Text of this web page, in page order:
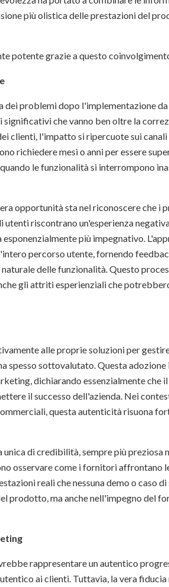
più olistica delle prestazioni del
potente grazie a questo
problemi dopo l'implementazione da
che vanno ben oltre la
clienti, l'impatto si ripercuote sui
richiedere mesi o anni per essere
le funzionalità si interrompono
opportunità sta nel riconoscere che i
utenti riscontrano un'esperienza
più impegnativo.
percorso utente, fornendo
delle funzionalità. Questo
gli attriti esperienziali che
alle proprie soluzioni per
spesso sottovalutato. Questa
dichiarando essenzialmente che
il successo dell'azienda. Nei
questa autenticità risuona
di credibilità, sempre più preziosa
osservare come i fornitori affrontano
reali che nessuna demo o caso
prodotto, ma anche nell'impegno del
rappresentare un autentico
ai clienti. Tuttavia, la vera fiducia